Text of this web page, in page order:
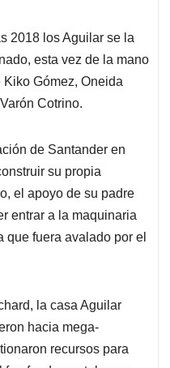
2018 los Aguilar se la
esta vez de la mano
Gómez, Oneida
Cotrino.
de Santander en
su propia
el apoyo de su padre
entrar a la maquinaria
que fuera avalado por el
la casa Aguilar
hacia mega-
recursos para